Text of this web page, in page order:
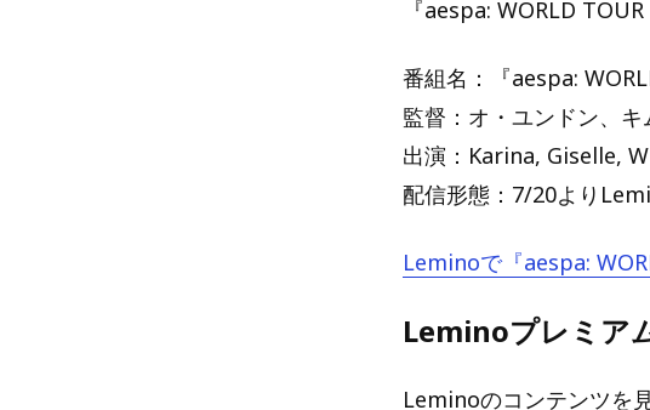
『aespa: WORLD
番組名：『aespa:
監督：オ・ユンドン、キ
出演：Karina, Giselle,
配信形態：7/20より
Leminoで『aespa:
Leminoプレミア
Leminoのコンテンツを